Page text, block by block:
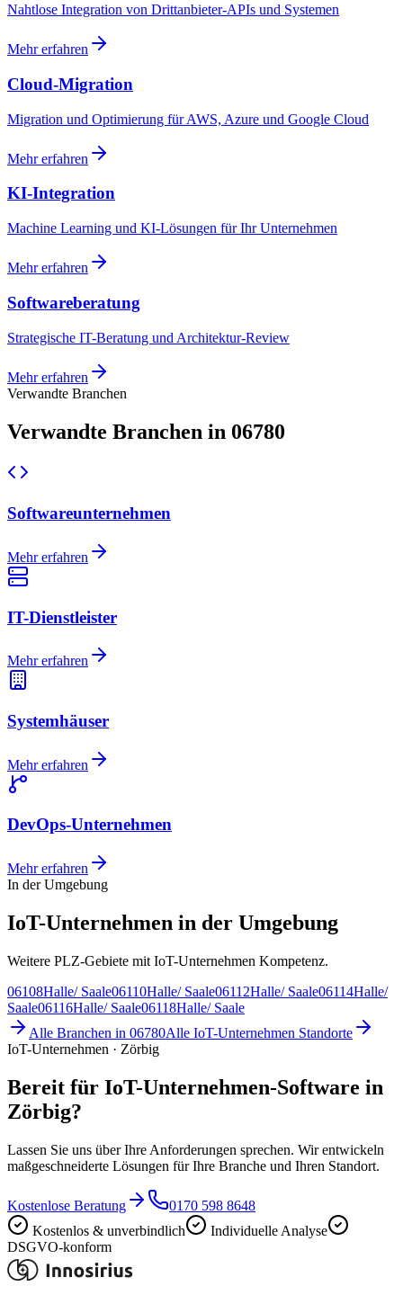
Nahtlose Integration von Drittanbieter-APIs und Systemen
Mehr erfahren
Cloud-Migration
Migration und Optimierung für AWS, Azure und Google Cloud
Mehr erfahren
KI-Integration
Machine Learning und KI-Lösungen für Ihr Unternehmen
Mehr erfahren
Softwareberatung
Strategische IT-Beratung und Architektur-Review
Mehr erfahren
Verwandte Branchen
Verwandte Branchen in 06780
Softwareunternehmen
Mehr erfahren
IT-Dienstleister
Mehr erfahren
Systemhäuser
Mehr erfahren
DevOps-Unternehmen
Mehr erfahren
In der Umgebung
IoT-Unternehmen in der Umgebung
Weitere PLZ-Gebiete mit IoT-Unternehmen Kompetenz.
06108Halle/ Saale06110Halle/ Saale06112Halle/ Saale06114Halle/
Saale06116Halle/ Saale06118Halle/ Saale
Alle Branchen in 06780Alle IoT-Unternehmen Standorte
IoT-Unternehmen · Zörbig
Bereit für IoT-Unternehmen-Software in
Zörbig?
Lassen Sie uns über Ihre Anforderungen sprechen. Wir entwickeln
maßgeschneiderte Lösungen für Ihre Branche und Ihren Standort.
Kostenlose Beratung
0170 598 8648
Kostenlos & unverbindlich
Individuelle Analyse
DSGVO-konform